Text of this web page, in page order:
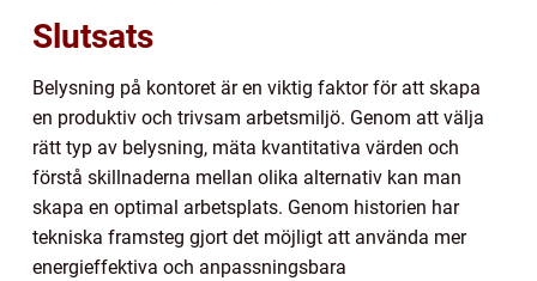
Slutsats
Belysning på kontoret är en viktig faktor för att skapa
en produktiv och trivsam arbetsmiljö. Genom att välja
rätt typ av belysning, mäta kvantitativa värden och
förstå skillnaderna mellan olika alternativ kan man
skapa en optimal arbetsplats. Genom historien har
tekniska framsteg gjort det möjligt att använda mer
energieffektiva och anpassningsbara